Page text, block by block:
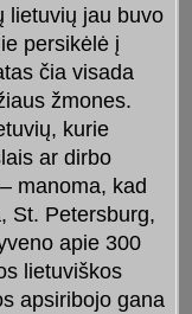
lietuvių jau buvo
persikėlė į
čia visada
žmones.
kurie
ar dirbo
manoma, kad
St. Petersburg,
apie 300
lietuviškos
apsiribojo gana